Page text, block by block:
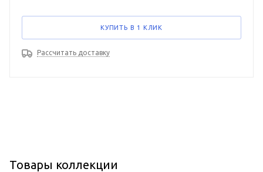
КУПИТЬ В 1 КЛИК
Рассчитать доставку
Товары коллекции